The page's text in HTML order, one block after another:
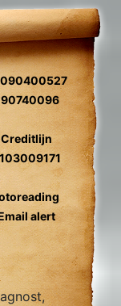
Creditlijn
alert